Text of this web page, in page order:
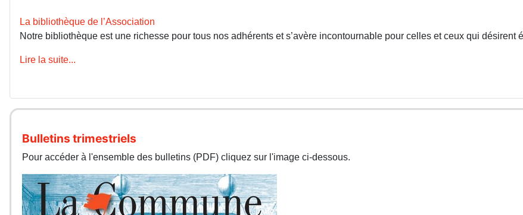
La bibliothèque de l’Association
Notre bibliothèque est une richesse pour tous nos adhérents et s’avère incontournable pour celles et ceux qui désirent
Lire la suite...
Bulletins trimestriels
Pour accéder à l'ensemble des bulletins (PDF) cliquez sur l'image ci-dessous.